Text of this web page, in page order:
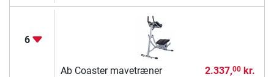
6
Ab Coaster mavetræner
2.337,00kr.